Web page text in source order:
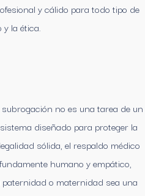
y cálido para todo tipo de
la ética.
no es una tarea de un
diseñado para proteger la
sólida, el respaldo médico
humano y empático,
o maternidad sea una